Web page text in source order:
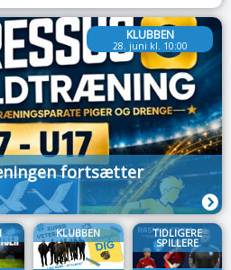
KLUBBEN
28. juni kl. 10:00
fortsætter
KLUBBEN TIDLIGERE
SPILLERE